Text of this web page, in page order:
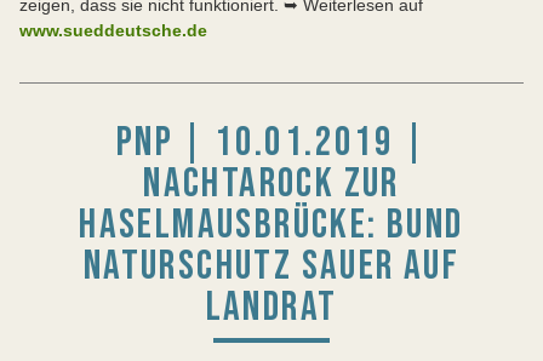
zeigen, dass sie nicht funktioniert. ➥ Weiterlesen auf
www.sueddeutsche.de
PNP | 10.01.2019 |
NACHTAROCK ZUR
HASELMAUSBRÜCKE: BUND
NATURSCHUTZ SAUER AUF
LANDRAT